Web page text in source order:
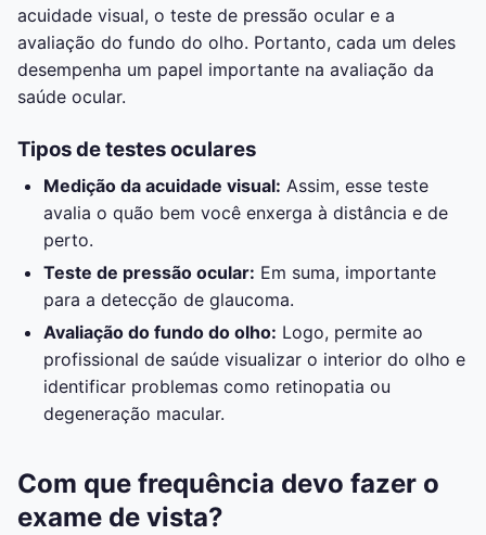
acuidade visual, o teste de pressão ocular e a
avaliação do fundo do olho. Portanto, cada um deles
desempenha um papel importante na avaliação da
saúde ocular.
Tipos de testes oculares
Medição da acuidade visual: Assim, esse teste
avalia o quão bem você enxerga à distância e de
perto.
Teste de pressão ocular: Em suma, importante
para a detecção de glaucoma.
Avaliação do fundo do olho: Logo, permite ao
profissional de saúde visualizar o interior do olho e
identificar problemas como retinopatia ou
degeneração macular.
Com que frequência devo fazer o
exame de vista?